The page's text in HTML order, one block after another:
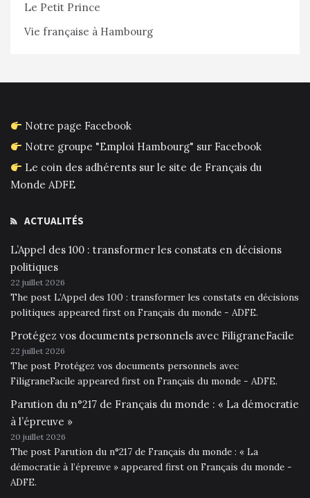
Le Petit Prince
Vie française à Hambourg
Notre page Facebook
Notre groupe "Emploi Hambourg" sur Facebook
Le coin des adhérents sur le site de Français du
Monde ADFE
ACTUALITÉS
L’Appel des 100 : transformer les constats en décisions
politiques
22 juillet 2026
The post L’Appel des 100 : transformer les constats en décisions
politiques appeared first on Français du monde - ADFE.
Protégez vos documents personnels avec FiligraneFacile
22 juillet 2026
The post Protégez vos documents personnels avec
FiligraneFacile appeared first on Français du monde - ADFE.
Parution du n°217 de Français du monde : « La démocratie
à l’épreuve »
20 juillet 2026
The post Parution du n°217 de Français du monde : « La
démocratie à l’épreuve » appeared first on Français du monde -
ADFE.